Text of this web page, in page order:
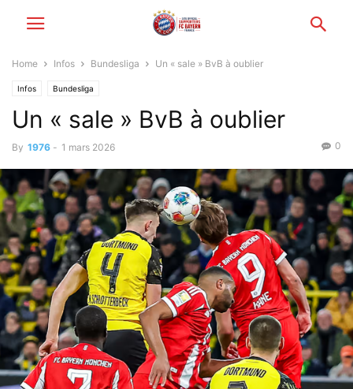
Home Infos Bundesliga Un « sale » BvB à oublier
Infos Bundesliga
Un « sale » BvB à oublier
By 1976 - 1 mars 2026 0